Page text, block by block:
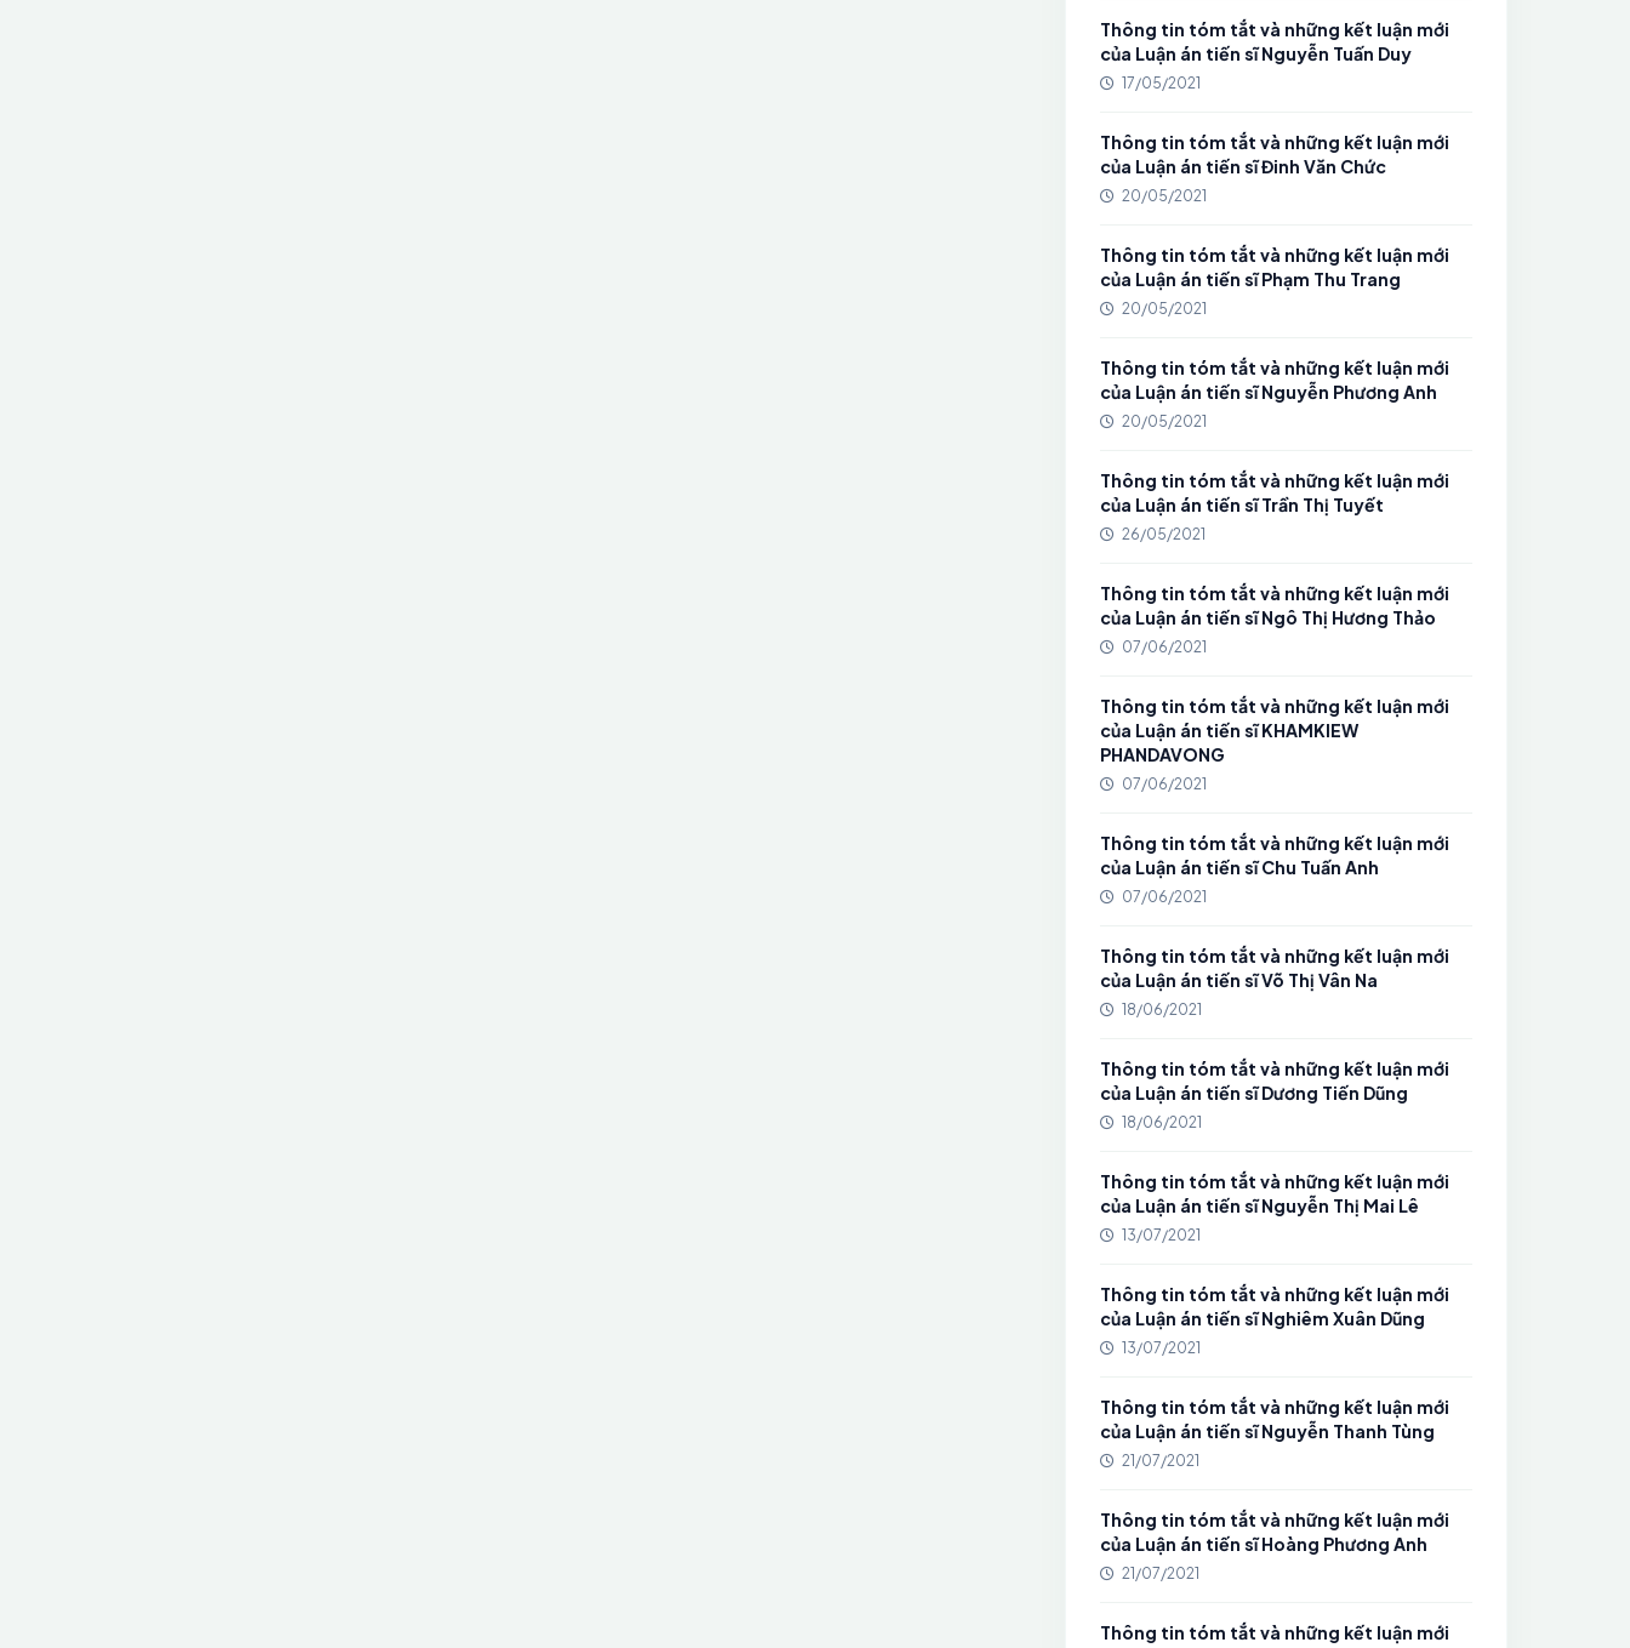
Thông tin tóm tắt và những kết luận mới
của Luận án tiến sĩ Nguyễn Tuấn Duy
17/05/2021
Thông tin tóm tắt và những kết luận mới
của Luận án tiến sĩ Đinh Văn Chức
20/05/2021
Thông tin tóm tắt và những kết luận mới
của Luận án tiến sĩ Phạm Thu Trang
20/05/2021
Thông tin tóm tắt và những kết luận mới
của Luận án tiến sĩ Nguyễn Phương Anh
20/05/2021
Thông tin tóm tắt và những kết luận mới
của Luận án tiến sĩ Trần Thị Tuyết
26/05/2021
Thông tin tóm tắt và những kết luận mới
của Luận án tiến sĩ Ngô Thị Hương Thảo
07/06/2021
Thông tin tóm tắt và những kết luận mới
của Luận án tiến sĩ KHAMKIEW
PHANDAVONG
07/06/2021
Thông tin tóm tắt và những kết luận mới
của Luận án tiến sĩ Chu Tuấn Anh
07/06/2021
Thông tin tóm tắt và những kết luận mới
của Luận án tiến sĩ Võ Thị Vân Na
18/06/2021
Thông tin tóm tắt và những kết luận mới
của Luận án tiến sĩ Dương Tiến Dũng
18/06/2021
Thông tin tóm tắt và những kết luận mới
của Luận án tiến sĩ Nguyễn Thị Mai Lê
13/07/2021
Thông tin tóm tắt và những kết luận mới
của Luận án tiến sĩ Nghiêm Xuân Dũng
13/07/2021
Thông tin tóm tắt và những kết luận mới
của Luận án tiến sĩ Nguyễn Thanh Tùng
21/07/2021
Thông tin tóm tắt và những kết luận mới
của Luận án tiến sĩ Hoàng Phương Anh
21/07/2021
Thông tin tóm tắt và những kết luận mới